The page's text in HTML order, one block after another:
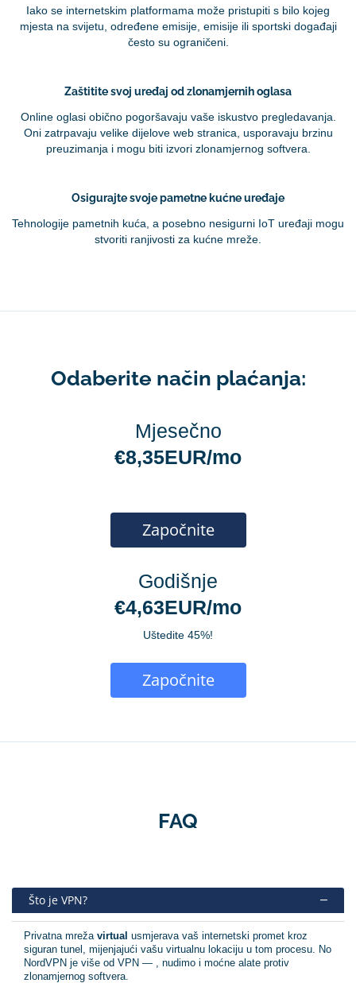
Iako se internetskim platformama može pristupiti s bilo kojeg
mjesta na svijetu, određene emisije, emisije ili sportski događaji
često su ograničeni.
Zaštitite svoj uređaj od zlonamjernih oglasa
Online oglasi obično pogoršavaju vaše iskustvo pregledavanja.
Oni zatrpavaju velike dijelove web stranica, usporavaju brzinu
preuzimanja i mogu biti izvori zlonamjernog softvera.
Osigurajte svoje pametne kućne uređaje
Tehnologije pametnih kuća, a posebno nesigurni IoT uređaji mogu
stvoriti ranjivosti za kućne mreže.
Odaberite način plaćanja:
Mjesečno
€8,35EUR/mo
Započnite
Godišnje
€4,63EUR/mo
Uštedite 45%!
Započnite
FAQ
Što je VPN?
Privatna mreža virtual usmjerava vaš internetski promet kroz
siguran tunel, mijenjajući vašu virtualnu lokaciju u tom procesu. No
NordVPN je više od VPN — , nudimo i moćne alate protiv
zlonamjernog softvera.